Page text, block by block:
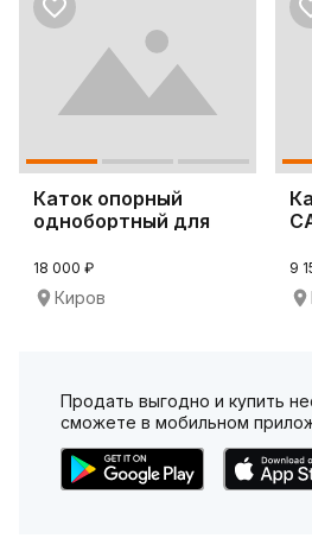
Каток опорный
однобортный для
18 000 ₽
Киров
9
Продать выгодно и купить
сможете в мобильном